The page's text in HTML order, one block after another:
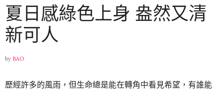
夏日感綠色上身 盎然又清
新可人
by BAO
歷經許多的風雨，但生命總是能在轉角中看見希望，有誰能